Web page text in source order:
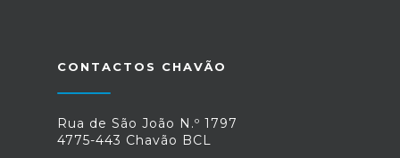
CONTACTOS CHAVÃO
Rua de São João N.º 1797
4775-443 Chavão BCL